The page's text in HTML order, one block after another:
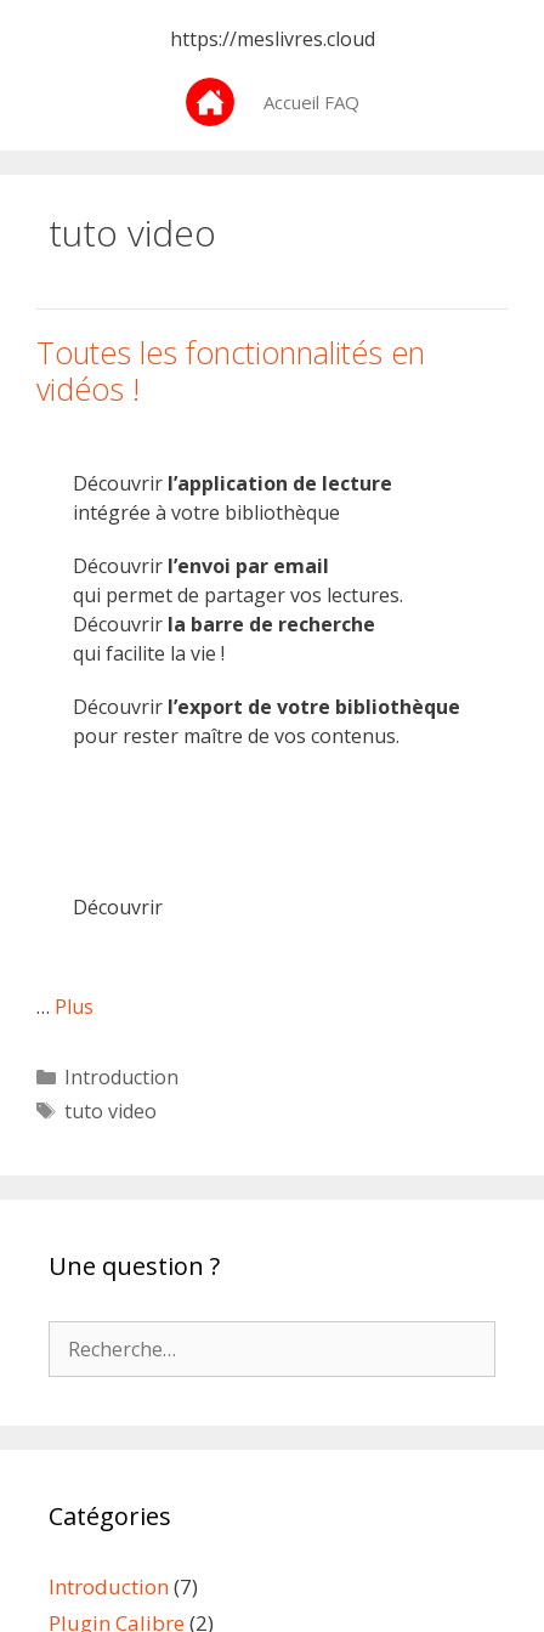
https://meslivres.cloud
Accueil FAQ
tuto video
Toutes les fonctionnalités en
vidéos !
Découvrir l’application de lecture
intégrée à votre bibliothèque
Découvrir l’envoi par email
qui permet de partager vos lectures.
Découvrir la barre de recherche
qui facilite la vie !
Découvrir l’export de votre bibliothèque
pour rester maître de vos contenus.
Découvrir
… Plus
Catégories
Introduction
Étiquettes
tuto video
Une question ?
Catégories
Introduction(7)
Plugin Calibre(2)